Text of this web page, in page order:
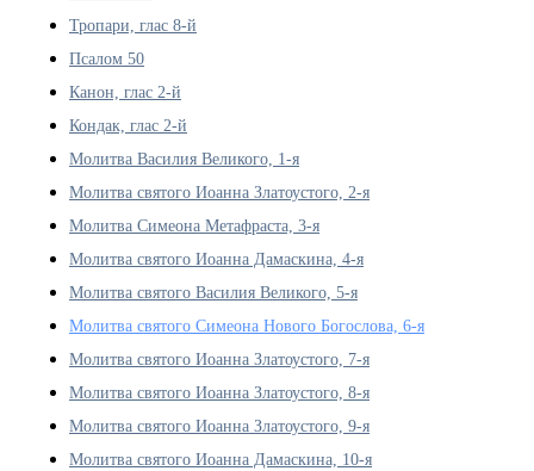
Тропари, глас 8-й
Псалом 50
Канон, глас 2-й
Кондак, глас 2-й
Молитва Василия Великого, 1-я
Молитва святого Иоанна Златоустого, 2-я
Молитва Симеона Метафраста, 3-я
Молитва святого Иоанна Дамаскина, 4-я
Молитва святого Василия Великого, 5-я
Молитва святого Симеона Нового Богослова, 6-я
Молитва святого Иоанна Златоустого, 7-я
Молитва святого Иоанна Златоустого, 8-я
Молитва святого Иоанна Златоустого, 9-я
Молитва святого Иоанна Дамаскина, 10-я